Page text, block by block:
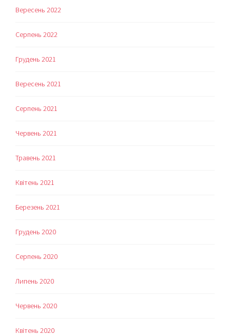
Вересень 2022
Серпень 2022
Грудень 2021
Вересень 2021
Серпень 2021
Червень 2021
Травень 2021
Квітень 2021
Березень 2021
Грудень 2020
Серпень 2020
Липень 2020
Червень 2020
Квітень 2020